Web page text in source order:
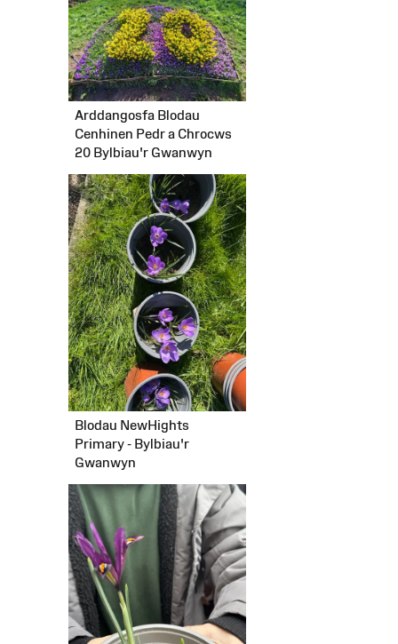
Arddangosfa Blodau
Cenhinen Pedr a Chrocws
20 Bylbiau'r Gwanwyn
Blodau NewHights
Primary - Bylbiau'r
Gwanwyn